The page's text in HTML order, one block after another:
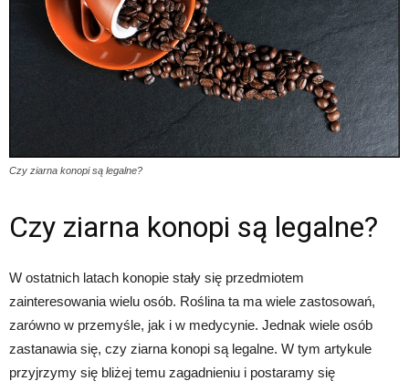
Czy ziarna konopi są legalne?
Czy ziarna konopi są legalne?
W ostatnich latach konopie stały się przedmiotem
zainteresowania wielu osób. Roślina ta ma wiele zastosowań,
zarówno w przemyśle, jak i w medycynie. Jednak wiele osób
zastanawia się, czy ziarna konopi są legalne. W tym artykule
przyjrzymy się bliżej temu zagadnieniu i postaramy się